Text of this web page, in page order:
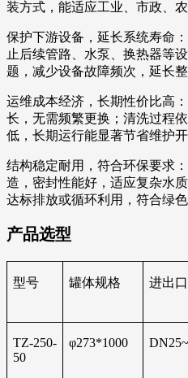
装方式，能适应工业、市政、
保护下游设备，延长系统寿命
止后续管路、水泵、换热器等
题，减少设备故障频次，延长
运维成本经济，长期性价比高
长，无需频繁更换；清洗过程
低，长期运行能显著节省维护开
结构稳定耐用，符合环保要求
造，密封性能好，适应复杂水
达标排放或循环利用，符合绿
产品选型
型号 罐体规格 进出
TZ-250-
50
φ273*1000